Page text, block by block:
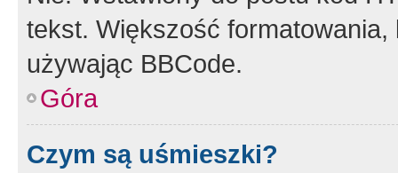
tekst. Większość
używając BBCode.
Góra
Czym są uśmieszki?